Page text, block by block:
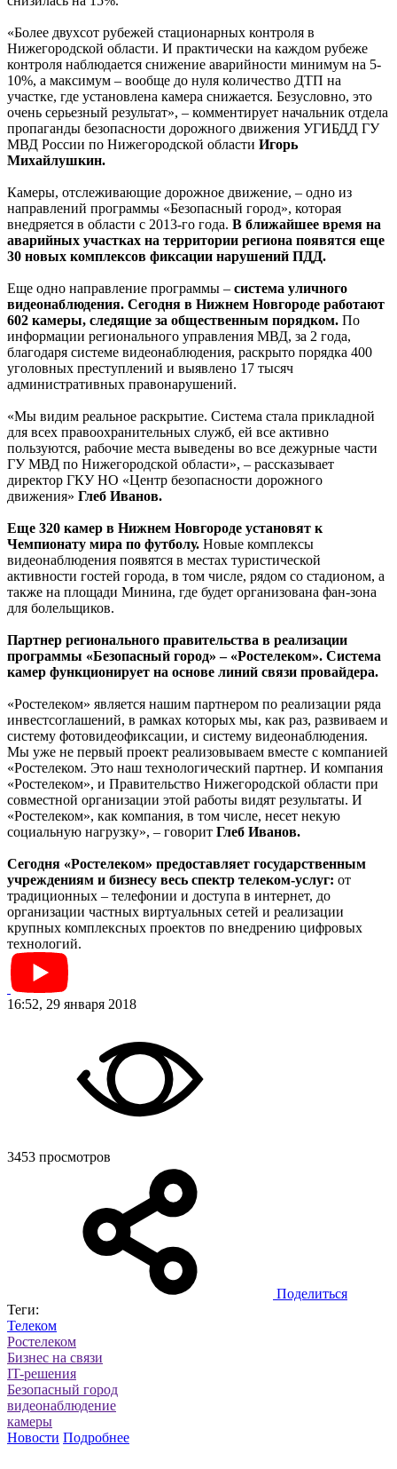
«Более двухсот рубежей стационарных контроля в
Нижегородской области. И практически на каждом рубеже
контроля наблюдается снижение аварийности минимум на 5-
10%, а максимум – вообще до нуля количество ДТП на
участке, где установлена камера снижается. Безусловно, это
очень серьезный результат», – комментирует начальник отдела
пропаганды безопасности дорожного движения УГИБДД ГУ
МВД России по Нижегородской области Игорь
Михайлушкин.
Камеры, отслеживающие дорожное движение, – одно из
направлений программы «Безопасный город», которая
внедряется в области с 2013-го года. В ближайшее время на
аварийных участках на территории региона появятся еще
30 новых комплексов фиксации нарушений ПДД.
Еще одно направление программы – система уличного
видеонаблюдения. Сегодня в Нижнем Новгороде работают
602 камеры, следящие за общественным порядком. По
информации регионального управления МВД, за 2 года,
благодаря системе видеонаблюдения, раскрыто порядка 400
уголовных преступлений и выявлено 17 тысяч
административных правонарушений.
«Мы видим реальное раскрытие. Система стала прикладной
для всех правоохранительных служб, ей все активно
пользуются, рабочие места выведены во все дежурные части
ГУ МВД по Нижегородской области», – рассказывает
директор ГКУ НО «Центр безопасности дорожного
движения» Глеб Иванов.
Еще 320 камер в Нижнем Новгороде установят к
Чемпионату мира по футболу. Новые комплексы
видеонаблюдения появятся в местах туристической
активности гостей города, в том числе, рядом со стадионом, а
также на площади Минина, где будет организована фан-зона
для болельщиков.
Партнер регионального правительства в реализации
программы «Безопасный город» – «Ростелеком». Система
камер функционирует на основе линий связи провайдера.
«Ростелеком» является нашим партнером по реализации ряда
инвестсоглашений, в рамках которых мы, как раз, развиваем и
систему фотовидеофиксации, и систему видеонаблюдения.
Мы уже не первый проект реализовываем вместе с компанией
«Ростелеком. Это наш технологический партнер. И компания
«Ростелеком», и Правительство Нижегородской области при
совместной организации этой работы видят результаты. И
«Ростелеком», как компания, в том числе, несет некую
социальную нагрузку», – говорит Глеб Иванов.
Сегодня «Ростелеком» предоставляет государственным
учреждениям и бизнесу весь спектр телеком-услуг: от
традиционных – телефонии и доступа в интернет, до
организации частных виртуальных сетей и реализации
крупных комплексных проектов по внедрению цифровых
технологий.
16:52, 29 января 2018
3453 просмотров
Поделиться
Теги:
Телеком
Ростелеком
Бизнес на связи
IT-решения
Безопасный город
видеонаблюдение
камеры
Новости Подробнее